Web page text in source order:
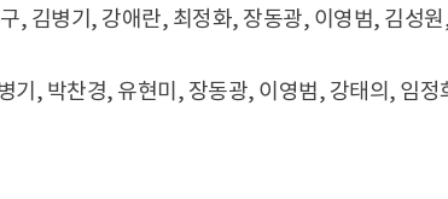
, 김병기, 강애란, 최정화, 장동광, 이영범, 김성
, 박찬경, 유현미, 장동광, 이영범, 강태의, 임정